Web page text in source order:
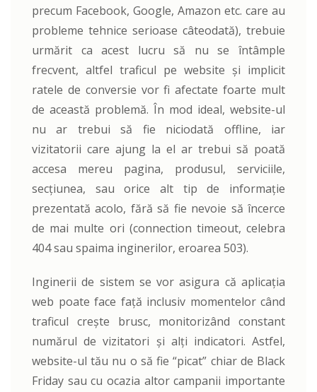
precum Facebook, Google, Amazon etc. care au
probleme tehnice serioase câteodată), trebuie
urmărit ca acest lucru să nu se întâmple
frecvent, altfel traficul pe website și implicit
ratele de conversie vor fi afectate foarte mult
de această problemă. În mod ideal, website-ul
nu ar trebui să fie niciodată offline, iar
vizitatorii care ajung la el ar trebui să poată
accesa mereu pagina, produsul, serviciile,
secțiunea, sau orice alt tip de informație
prezentată acolo, fără să fie nevoie să încerce
de mai multe ori (connection timeout, celebra
404 sau spaima inginerilor, eroarea 503).
Inginerii de sistem se vor asigura că aplicația
web poate face față inclusiv momentelor când
traficul crește brusc, monitorizând constant
numărul de vizitatori și alți indicatori. Astfel,
website-ul tău nu o să fie “picat” chiar de Black
Friday sau cu ocazia altor campanii importante